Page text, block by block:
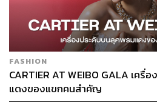
FASHION
CARTIER AT WEIBO GALA เครื่
แดงของแขกคนสำคัญ